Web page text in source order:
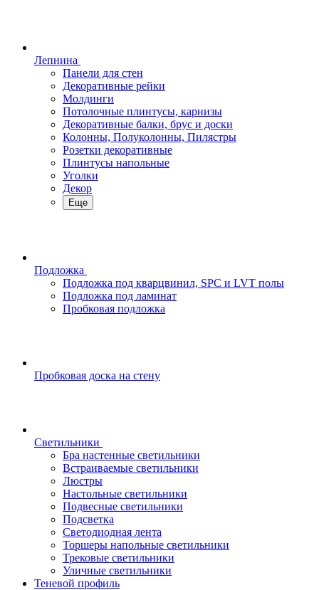
Лепнина
Панели для стен
Декоративные рейки
Молдинги
Потолочные плинтусы, карнизы
Декоративные балки, брус и доски
Колонны, Полуколонны, Пилястры
Розетки декоративные
Плинтусы напольные
Уголки
Декор
Еще
Подложка
Подложка под кварцвинил, SPC и LVT полы
Подложка под ламинат
Пробковая подложка
Пробковая доска на стену
Светильники
Бра настенные светильники
Встраиваемые светильники
Люстры
Настольные светильники
Подвесные светильники
Подсветка
Светодиодная лента
Торшеры напольные светильники
Трековые светильники
Уличные светильники
Теневой профиль